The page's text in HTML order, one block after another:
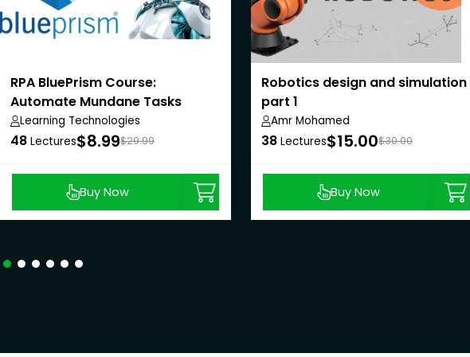
RPA BluePrism Course:
Automate Mundane Tasks
Learning Technologies
48 Lectures$8.99$29.99
Buy Now
Robotics design and simulation
part 1
Amr Mohamed
38 Lectures$15.00$30.00
Buy Now